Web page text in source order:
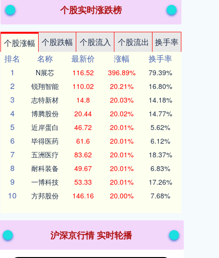
个股实时涨跌榜
个股涨幅 个股跌幅 个股流入 个股流出
换手率
排名
名称 最新价 涨幅
换手率
1
N展芯 116.52 396.89% 79.39%
2 锐翔智能 110.02 20.21% 16.80%
3 志特新材 14.8 20.03% 14.18%
4 博腾股份 20.44 20.02% 14.77%
5 近岸蛋白 46.72 20.01% 5.62%
6 毕得医药 61.6 20.01% 6.12%
7 五洲医疗 83.62 20.01% 18.37%
8 耐科装备 49.67 20.01% 6.83%
9 一博科技 53.33 20.01% 17.26%
10 方邦股份 146.16 20.00% 7.68%
沪深京行情 实时轮播